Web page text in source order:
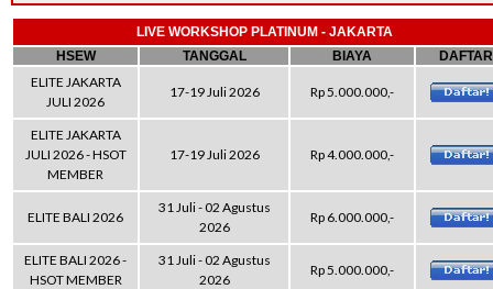
LIVE WORKSHOP PLATINUM - JAKARTA
HSEW
TANGGAL BIAYA DAFTAR
ELITE JAKARTA
JULI 2026
17-19 Juli 2026 Rp 5.000.000,-
ELITE JAKARTA
JULI 2026 - HSOT
MEMBER
17-19 Juli 2026 Rp 4.000.000,-
ELITE BALI 2026
31 Juli - 02 Agustus
2026
Rp 6.000.000,-
ELITE BALI 2026 -
HSOT MEMBER
31 Juli - 02 Agustus
2026
Rp 5.000.000,-